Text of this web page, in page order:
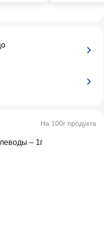
На 100г продукта
– 1г